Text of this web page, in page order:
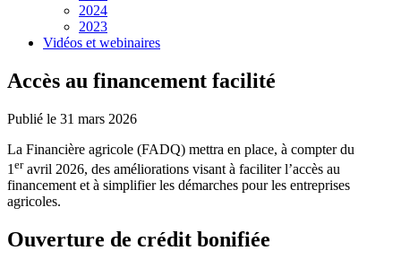
2024
2023
Vidéos et webinaires
Accès au financement facilité
Publié le 31 mars 2026
La Financière agricole (FADQ) mettra en place, à compter du
1 eravril 2026, des améliorations visant à faciliter l’accès au
financement et à simplifier les démarches pour les entreprises
agricoles.
Ouverture de crédit bonifiée